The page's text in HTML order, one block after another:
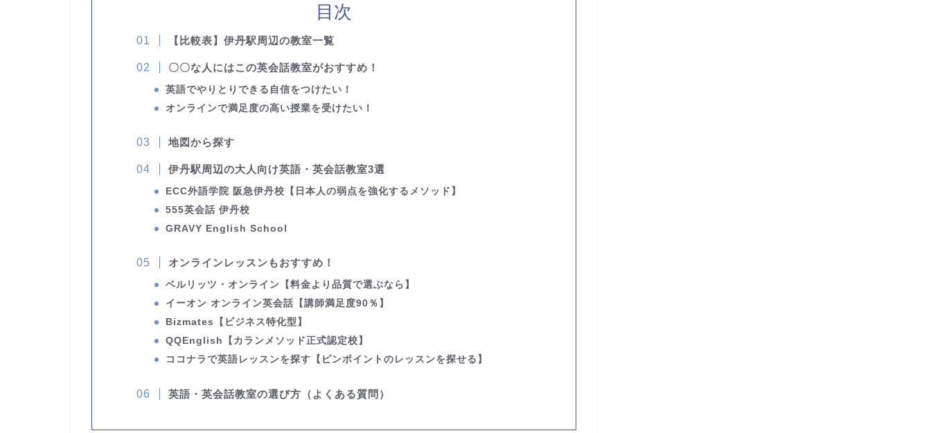
目次
【比較表】伊丹駅周辺の教室一覧
〇〇な人にはこの英会話教室がおすすめ！
英語でやりとりできる自信をつけたい！
オンラインで満足度の高い授業を受けたい！
地図から探す
伊丹駅周辺の大人向け英語・英会話教室3選
ECC外語学院 阪急伊丹校 【日本人の弱点を強化するメソッド】
555英会話 伊丹校
GRAVY English School
オンラインレッスンもおすすめ！
ベルリッツ・オンライン 【料金より品質で選ぶなら】
イーオン オンライン英会話 【講師満足度90％】
Bizmates
【ビジネス特化型】
QQEnglish
【カランメソッド正式認定校】
ココナラで英語レッスンを探す 【ピンポイントのレッスンを探せる】
英語・英会話教室の選び方 （よくある質問）